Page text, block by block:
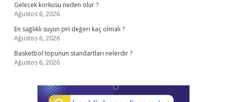
Gelecek korkusu neden olur ?
Ağustos 6, 2026
En sağlıklı suyun pH değeri kaç olmalı ?
Ağustos 6, 2026
Basketbol topunun standartları nelerdir ?
Ağustos 6, 2026